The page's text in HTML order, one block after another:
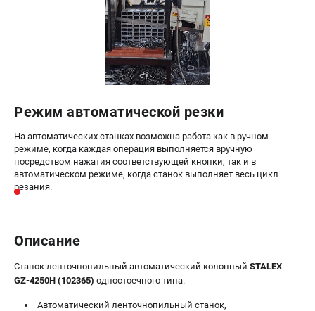
Режим автоматической резки
На автоматических станках возможна работа как в ручном
режиме, когда каждая операция выполняется вручную
посредством нажатия соответствующей кнопки, так и в
автоматическом режиме, когда станок выполняет весь цикл
резания.
Описание
Станок ленточнопильный автоматический колонный STALEX
GZ-4250H (102365) одностоечного типа.
Автоматический ленточнопильный станок,